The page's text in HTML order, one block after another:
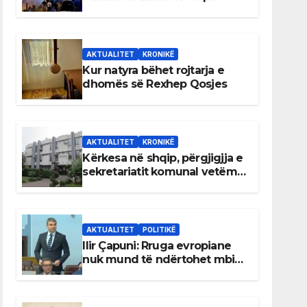
AKTUALITET KRONIKË
Kur natyra bëhet rojtarja e
dhomës së Rexhep Qosjes
AKTUALITET KRONIKË
Kërkesa në shqip, përgjigjja e
sekretariatit komunal vetëm
AKTUALITET POLITIKË
Ilir Çapuni: Rruga evropiane
nuk mund të ndërtohet mbi